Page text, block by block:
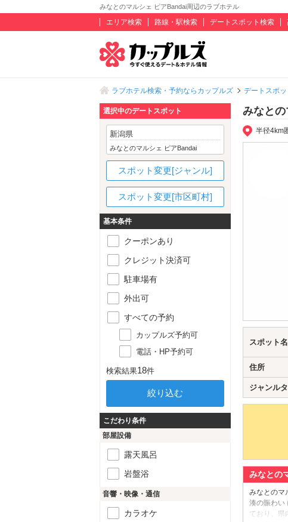
みなとのマルシェ ピアBandai周辺のラブホテル
エリア検索 路線・駅検索 デートスポット検索
ラブホテル検索・予約ならカップルズ デートスポ
みなと
半径4km
スポット名
住所
ジャンル
みなとの
みなとのマ
湊の賑わい
ており、県
選択中のデートスポット
新潟県
みなとのマルシェ ピアBandai
スポット変更[ジャンル]
スポット変更[市区町村]
基本条件
クーポンあり
クレジット決済可
駐車場有
外出可
すべての予約
カップルズ予約可
電話・HP予約可
検索結果18件
こだわり条件
部屋設備
露天風呂
岩盤浴
音響・映像・通信
カラオケ